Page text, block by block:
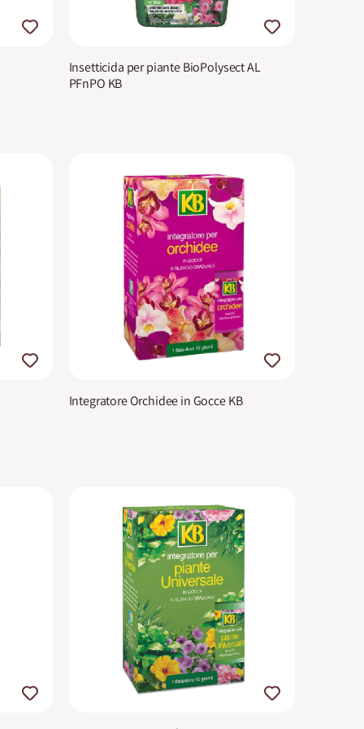
Insetticida per piante BioPolysect AL
PFnPO KB
Integratore Orchidee in Gocce KB